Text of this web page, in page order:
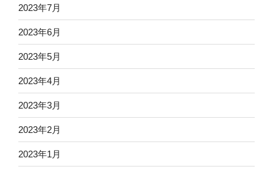
2023年7月
2023年6月
2023年5月
2023年4月
2023年3月
2023年2月
2023年1月